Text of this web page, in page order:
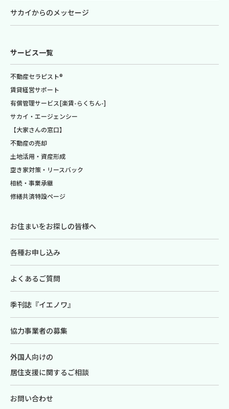
サカイからのメッセージ
サービス一覧
不動産セラピスト®
賃貸経営サポート
有償管理サービス[楽賃-らくちん-]
サカイ・エージェンシー
【大家さんの窓口】
不動産の売却
土地活用・資産形成
空き家対策・リースバック
相続・事業承継
修繕共済特設ページ
お住まいをお探しの皆様へ
各種お申し込み
よくあるご質問
季刊誌『イエノワ』
協力事業者の募集
外国人向けの
居住支援に関するご相談
お問い合わせ